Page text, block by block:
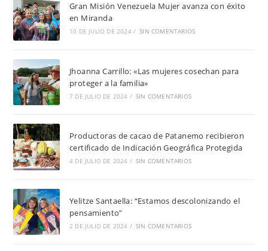
Gran Misión Venezuela Mujer avanza con éxito
en Miranda
10 DE JULIO DE 2024 / SIN COMENTARIOS
Jhoanna Carrillo: «Las mujeres cosechan para
proteger a la familia»
7 DE JULIO DE 2024 / SIN COMENTARIOS
Productoras de cacao de Patanemo recibieron
certificado de Indicación Geográfica Protegida
4 DE JULIO DE 2024 / SIN COMENTARIOS
Yelitze Santaella: “Estamos descolonizando el
pensamiento”
2 DE JULIO DE 2024 / SIN COMENTARIOS